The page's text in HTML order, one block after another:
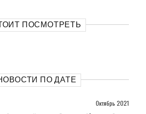
ПОСМОТРЕТЬ
ПО ДАТЕ
Октябрь 2021